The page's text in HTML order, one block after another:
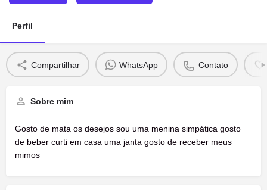
Perfil
Compartilhar WhatsApp Contato
Sobre mim
Gosto de mata os desejos sou uma menina simpática gosto
de beber curti em casa uma janta gosto de receber meus
mimos